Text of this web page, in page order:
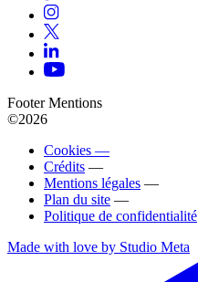
Footer Mentions
©2026
Cookies —
Crédits —
Mentions légales —
Plan du site —
Politique de confidentialité
Made with love by Studio Meta